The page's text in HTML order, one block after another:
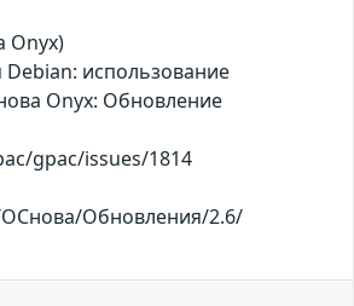
Оnyx)
использование
Оnyx: Обновление
gpac/issues/1814
Обновления/2.6/